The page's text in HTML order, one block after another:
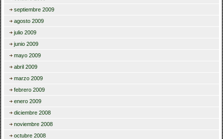
septiembre 2009
agosto 2009
julio 2009
junio 2009
mayo 2009
abril 2009
marzo 2009
febrero 2009
enero 2009
diciembre 2008
noviembre 2008
octubre 2008